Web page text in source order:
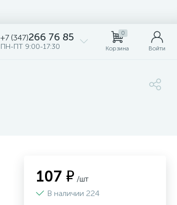
+7 (347)266 76 85
ПН-ПТ 9:00-17:30
0
Корзина Войти
107 ₽ /шт
В наличии 224